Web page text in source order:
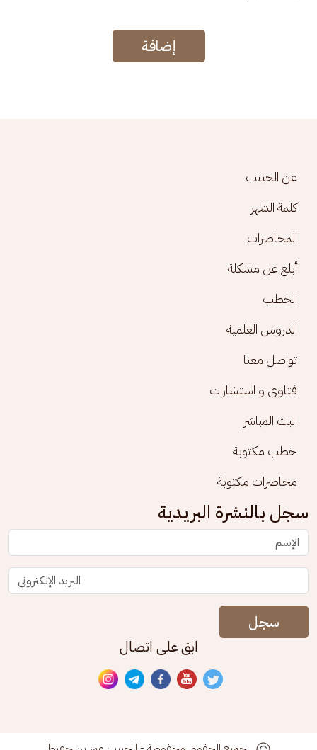
إضافة
Footer menu
عن الحبيب
كلمة الشهر
المحاضرات
أبلغ عن مشكلة
الخطب
الدروس العلمية
تواصل معنا
فتاوى و استشارات
البث المباشر
خطب مكتوبة
محاضرات مكتوبة
سجل بالنشرة البريدية
سجل
ابق على اتصال